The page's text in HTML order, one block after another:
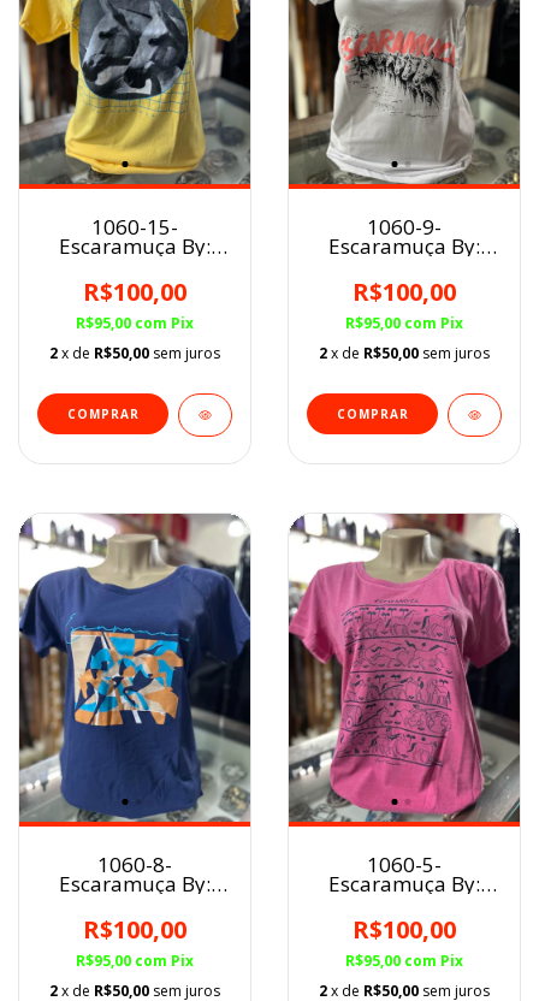
1060-15-
Escaramuça By:
Raquel Fernandes
FEM Amarelo/MM
R$100,00
R$95,00 com Pix
2x de R$50,00 sem juros
COMPRAR
1060-9-
Escaramuça By:
Raquel Fernandes
Malha FEM
BRANCO/PANTANAL
R$100,00
R$95,00 com Pix
2x de R$50,00 sem juros
COMPRAR
1060-8-
Escaramuça By:
Raquel Fernandes
Malha FEM
AZUL/SALTO
R$100,00
R$95,00 com Pix
2x de R$50,00 sem juros
1060-5-
Escaramuça By:
Raquel Fernandes
Malha FEM
ROSA/HISTÓRIAS
R$100,00
R$95,00 com Pix
2x de R$50,00 sem juros